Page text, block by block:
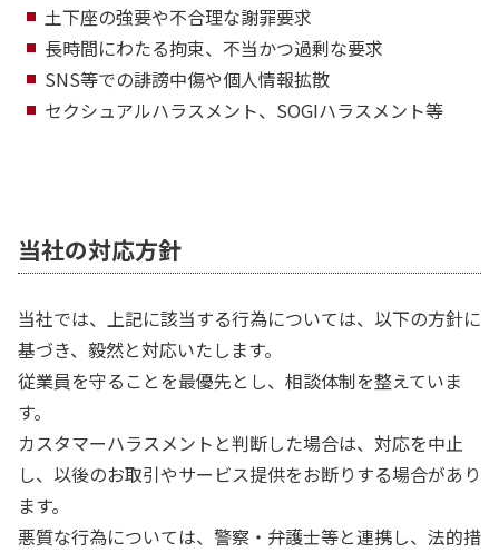
土下座の強要や不合理な謝罪要求
長時間にわたる拘束、不当かつ過剰な要求
SNS等での誹謗中傷や個人情報拡散
セクシュアルハラスメント、SOGIハラスメント等
当社の対応方針
当社では、上記に該当する行為については、以下の方針に
基づき、毅然と対応いたします。
従業員を守ることを最優先とし、相談体制を整えていま
す。
カスタマーハラスメントと判断した場合は、対応を中止
し、以後のお取引やサービス提供をお断りする場合があり
ます。
悪質な行為については、警察・弁護士等と連携し、法的措